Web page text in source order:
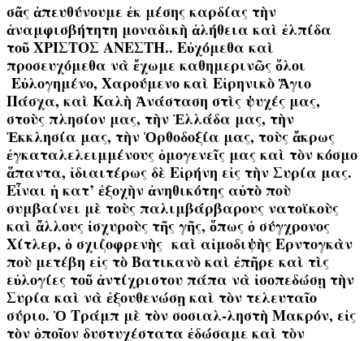
σᾶς ἀπευθύνουμε ἐκ μέσης καρδίας τὴν
ἀναμφισβήτητη μοναδικὴ ἀλήθεια καὶ ἐλπίδα
τοῦ ΧΡΙΣΤΟΣ ΑΝΕΣΤΗ.. Εὐχόμεθα καὶ
προσευχόμεθα νὰ ἔχωμε καθημερινῶς ὅλοι
Εὐλογημένο, Χαρούμενο καὶ Εἰρηνικὸ Ἅγιο
Πάσχα, καὶ Καλὴ Ἀνάσταση στὶς ψυχές μας,
στοὺς πλησίον μας, τὴν Ἑλλάδα μας, τὴν
Ἐκκλησία μας, τὴν Ὀρθοδοξία μας, τοὺς ἄκρως
ἐγκαταλελειμμένους ὁμογενεῖς μας καὶ τὸν κόσμο
ἅπαντα, ἰδιαιτέρως δὲ Εἰρήνη εἰς τὴν Συρία μας.
Εἶναι ἡ κατ’ ἐξοχὴν ἀνηθικότης αὐτὸ ποὺ
συμβαίνει μὲ τοὺς παλιμβάρβαρους νατοϊκοὺς
καὶ ἄλλους ἰσχυροὺς τῆς γῆς, ὅπως ὁ σύγχρονος
Χίτλερ, ὁ σχιζοφρενὴς καὶ αἱμοδιψὴς Ερντογκὰν
ποὺ μετέβη εἰς τὸ Βατικανὸ καὶ ἐπῆρε καὶ τὶς
εὐλογίες τοῦ ἀντίχριστου πάπα νὰ ἰσοπεδώσῃ τὴν
Συρία καὶ νὰ ἐξουθενώσῃ καὶ τὸν τελευταῖο
σύριο. Ὁ Τράμπ μὲ τὸν σοσιαλ-ληστὴ Μακρόν, εἰς
τὸν ὁποῖον δυστυχέστατα ἐδώσαμε καὶ τὸν